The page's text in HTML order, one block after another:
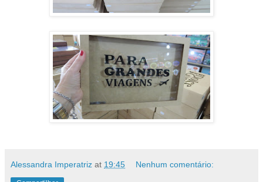
Alessandra Imperatriz at 19:45 Nenhum comentário: